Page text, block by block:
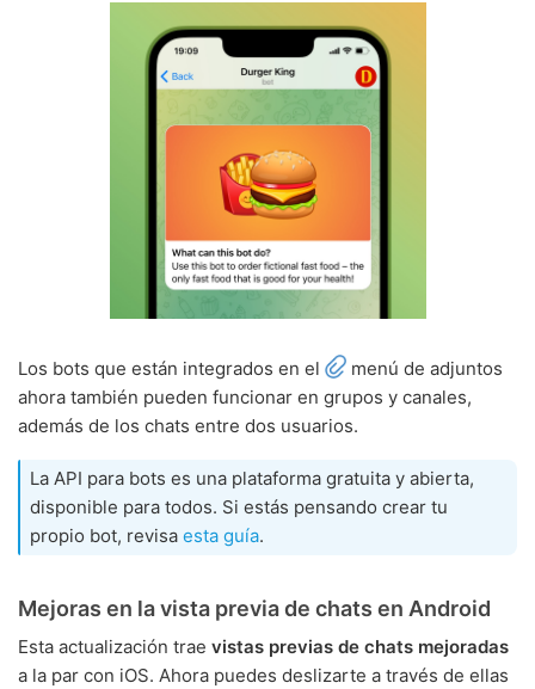
Los bots que están integrados en el
menú de adjuntos
ahora también pueden funcionar en grupos y canales,
además de los chats entre dos usuarios.
La API para bots es una plataforma gratuita y abierta,
disponible para todos. Si estás pensando crear tu
propio bot, revisa esta guía.
Mejoras en la vista previa de chats en Android
Esta actualización trae vistas previas de chats mejoradas
a la par con iOS. Ahora puedes deslizarte a través de ellas